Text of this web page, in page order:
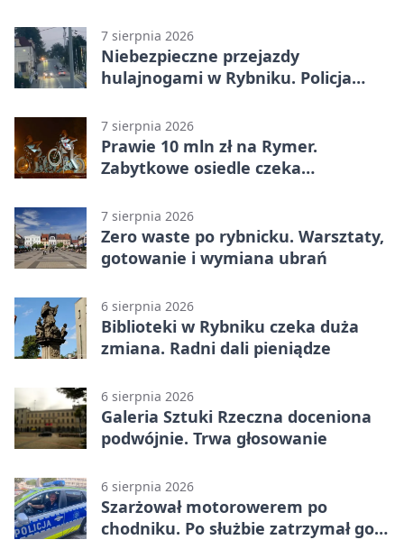
7 sierpnia 2026
Niebezpieczne przejazdy
hulajnogami w Rybniku. Policja
7 sierpnia 2026
Prawie 10 mln zł na Rymer.
Zabytkowe osiedle czeka
7 sierpnia 2026
Zero waste po rybnicku. Warsztaty,
gotowanie i wymiana ubrań
6 sierpnia 2026
Biblioteki w Rybniku czeka duża
zmiana. Radni dali pieniądze
6 sierpnia 2026
Galeria Sztuki Rzeczna doceniona
podwójnie. Trwa głosowanie
6 sierpnia 2026
Szarżował motorowerem po
chodniku. Po służbie zatrzymał go